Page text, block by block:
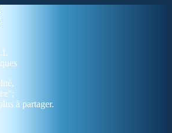
à partager.